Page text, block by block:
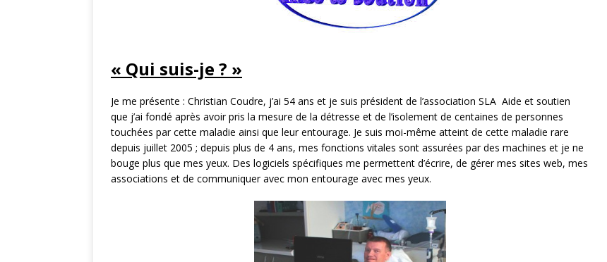
« Qui suis-je ? »
Je me présente : Christian Coudre, j’ai 54 ans et je suis président de l’association SLA Aide et soutien
que j’ai fondé après avoir pris la mesure de la détresse et de l’isolement de centaines de personnes
touchées par cette maladie ainsi que leur entourage. Je suis moi-même atteint de cette maladie rare
depuis juillet 2005 ; depuis plus de 4 ans, mes fonctions vitales sont assurées par des machines et je ne
bouge plus que mes yeux. Des logiciels spécifiques me permettent d’écrire, de gérer mes sites web, mes
associations et de communiquer avec mon entourage avec mes yeux.